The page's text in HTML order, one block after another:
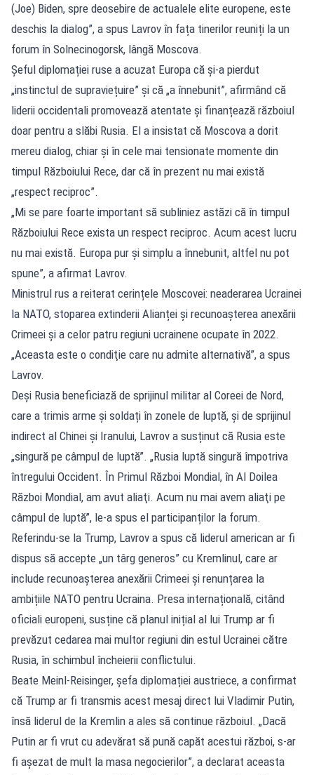
(Joe) Biden, spre deosebire de actualele elite europene, este
deschis la dialog”, a spus Lavrov în fața tinerilor reuniți la un
forum în Solnecinogorsk, lângă Moscova.
Șeful diplomației ruse a acuzat Europa că și-a pierdut
„instinctul de supraviețuire” și că „a înnebunit”, afirmând că
liderii occidentali promovează atentate și finanțează războiul
doar pentru a slăbi Rusia. El a insistat că Moscova a dorit
mereu dialog, chiar și în cele mai tensionate momente din
timpul Războiului Rece, dar că în prezent nu mai există
„respect reciproc”.
„Mi se pare foarte important să subliniez astăzi că în timpul
Războiului Rece exista un respect reciproc. Acum acest lucru
nu mai există. Europa pur şi simplu a înnebunit, altfel nu pot
spune”, a afirmat Lavrov.
Ministrul rus a reiterat cerințele Moscovei: neaderarea Ucrainei
la NATO, stoparea extinderii Alianței și recunoașterea anexării
Crimeei și a celor patru regiuni ucrainene ocupate în 2022.
„Aceasta este o condiţie care nu admite alternativă”, a spus
Lavrov.
Deși Rusia beneficiază de sprijinul militar al Coreei de Nord,
care a trimis arme și soldați în zonele de luptă, și de sprijinul
indirect al Chinei și Iranului, Lavrov a susținut că Rusia este
„singură pe câmpul de luptă”. „Rusia luptă singură împotriva
întregului Occident. În Primul Război Mondial, în Al Doilea
Război Mondial, am avut aliaţi. Acum nu mai avem aliaţi pe
câmpul de luptă”, le-a spus el participanților la forum.
Referindu-se la Trump, Lavrov a spus că liderul american ar fi
dispus să accepte „un târg generos” cu Kremlinul, care ar
include recunoașterea anexării Crimeei și renunțarea la
ambițiile NATO pentru Ucraina. Presa internațională, citând
oficiali europeni, susține că planul inițial al lui Trump ar fi
prevăzut cedarea mai multor regiuni din estul Ucrainei către
Rusia, în schimbul încheierii conflictului.
Beate Meinl-Reisinger, șefa diplomației austriece, a confirmat
că Trump ar fi transmis acest mesaj direct lui Vladimir Putin,
însă liderul de la Kremlin a ales să continue războiul. „Dacă
Putin ar fi vrut cu adevărat să pună capăt acestui război, s-ar
fi aşezat de mult la masa negocierilor”, a declarat aceasta